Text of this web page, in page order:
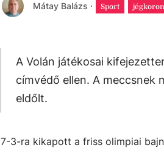
Mátay Balázs · Sport
A Volán játékosai
címvédő ellen. A meccsnek
eldőlt.
7-3-ra kikapott a friss olimpiai